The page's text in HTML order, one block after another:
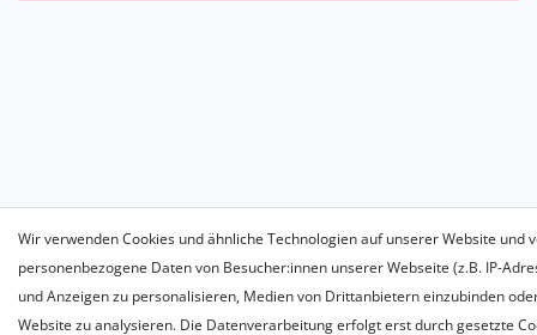
Wir verwenden Cookies und ähnliche Technologien auf unserer Website und
personenbezogene Daten von Besucher:innen unserer Webseite (z.B. IP-
und Anzeigen zu personalisieren, Medien von Drittanbietern einzubinden
Website zu analysieren. Die Datenverarbeitung erfolgt erst durch gesetzte